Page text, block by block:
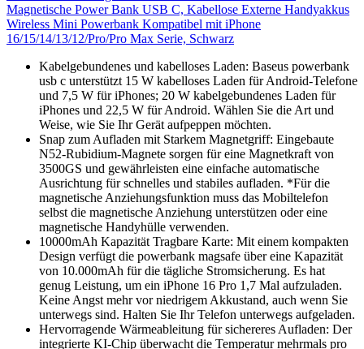
Magnetische Power Bank USB C, Kabellose Externe Handyakkus
Wireless Mini Powerbank Kompatibel mit iPhone
16/15/14/13/12/Pro/Pro Max Serie, Schwarz
Kabelgebundenes und kabelloses Laden: Baseus powerbank
usb c unterstützt 15 W kabelloses Laden für Android-Telefone
und 7,5 W für iPhones; 20 W kabelgebundenes Laden für
iPhones und 22,5 W für Android. Wählen Sie die Art und
Weise, wie Sie Ihr Gerät aufpeppen möchten.
Snap zum Aufladen mit Starkem Magnetgriff: Eingebaute
N52-Rubidium-Magnete sorgen für eine Magnetkraft von
3500GS und gewährleisten eine einfache automatische
Ausrichtung für schnelles und stabiles aufladen. *Für die
magnetische Anziehungsfunktion muss das Mobiltelefon
selbst die magnetische Anziehung unterstützen oder eine
magnetische Handyhülle verwenden.
10000mAh Kapazität Tragbare Karte: Mit einem kompakten
Design verfügt die powerbank magsafe über eine Kapazität
von 10.000mAh für die tägliche Stromsicherung. Es hat
genug Leistung, um ein iPhone 16 Pro 1,7 Mal aufzuladen.
Keine Angst mehr vor niedrigem Akkustand, auch wenn Sie
unterwegs sind. Halten Sie Ihr Telefon unterwegs aufgeladen.
Hervorragende Wärmeableitung für sichereres Aufladen: Der
integrierte KI-Chip überwacht die Temperatur mehrmals pro